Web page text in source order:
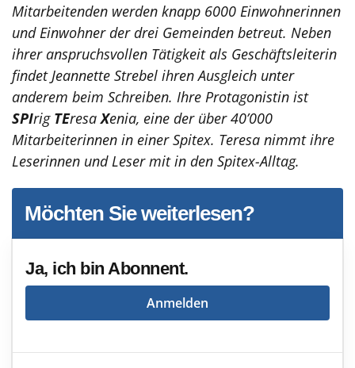
Mitarbeitenden werden knapp 6000 Einwohnerinnen
und Einwohner der drei Gemeinden betreut. Neben
ihrer anspruchsvollen Tätigkeit als Geschäftsleiterin
findet Jeannette Strebel ihren Ausgleich unter
anderem beim Schreiben. Ihre Protagonistin ist
SPIrig TEresaXenia, eine der über 40’000
Mitarbeiterinnen in einer Spitex. Teresa nimmt ihre
Leserinnen und Leser mit in den Spitex-Alltag.
Möchten Sie weiterlesen?
Ja, ich bin Abonnent.
Anmelden